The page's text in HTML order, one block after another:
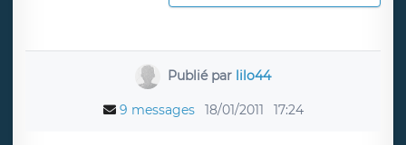
Publié par lilo44
9 messages 18/01/2011 17:24